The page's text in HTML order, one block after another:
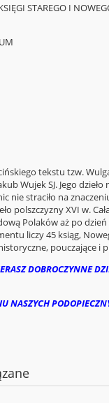
STAREGO I
tekstu tzw.
Wujek SJ. Jego
nie straciło na
polszczyzny XVI w.
Polaków aż po dzień
liczy 45 ksiąg,
pouczające i
DOBROCZYNNE
NASZYCH